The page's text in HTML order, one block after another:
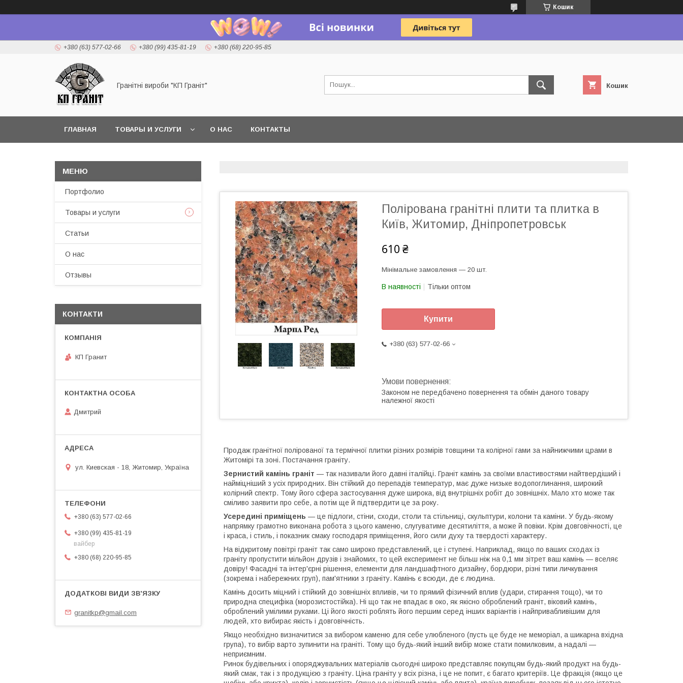
Кошик
+380 (63) 577-02-66 +380 (99) 435-81-19 +380 (68) 220-95-85
Гранітні вироби "КП Граніт" Кошик
ГЛАВНАЯ ТОВАРЫ И УСЛУГИ О НАС КОНТАКТЫ
Полірована гранітні плити та плитка в
Київ, Житомир, Дніпропетровськ
610 ₴
Мінімальне замовлення — 20 шт.
В наявності Тільки оптом
Купити
+380 (63) 577-02-66
Законом не передбачено повернення та обмін даного товару
належної якості
Продаж гранітної полірованої та термічної плитки різних розмірів товщини та колірної гами за найнижчими црами в
Житомірі та зоні. Постачання граніту.
Зернистий камінь граніт — так називали його давні італійці. Граніт камінь за своїми властивостями найтвердіший і
найміцніший з усіх природних. Він стійкий до перепадів температур, має дуже низьке водопоглинання, широкий
колірний спектр. Тому його сфера застосування дуже широка, від внутрішніх робіт до зовнішніх. Мало хто може так
сміливо заявити про себе, а потім ще й підтвердити це за року.
Усередині приміщень — це підлоги, стіни, сходи, столи та стільниці, скульптури, колони та каміни. У будь-якому
напрямку грамотно виконана робота з цього каменю, слугуватиме десятиліття, а може й повіки. Крім довговічності, це
і краса, і стиль, і показник смаку господаря приміщення, його сили духу та твердості характеру.
На відкритому повітрі граніт так само широко представлений, це і ступені. Наприклад, якщо по ваших сходах із
граніту пропустити мільйон друзів і знайомих, то цей експеримент не більш ніж на 0,1 мм зітрет ваш камінь — вселяє
довіру! Фасадні та інтер'єрні рішення, елементи для ландшафтного дизайну, бордюри, різні типи личкування
(зокрема і набережних груп), пам'ятники з граніту. Камінь є всюди, де є людина.
Камінь досить міцний і стійкий до зовнішніх впливів, чи то прямий фізичний вплив (удари, стирання тощо), чи то
природна специфіка (морозистостійка). Ні що так не впадає в око, як якісно оброблений граніт, віковий камінь,
оброблений умілими руками. Ці його якості роблять його першим серед інших варіантів і найпривабливішим для
людей, хто вибирає якість і довговічність.
Якщо необхідно визначитися за вибором каменю для себе улюбленого (пусть це буде не меморіал, а шикарна вхідна
група), то вибір варто зупинити на граніті. Тому що будь-який інший вибір може стати помилковим, а надалі —
неприємним.
Ринок будівельних і опоряджувальних матеріалів сьогодні широко представляє покупцям будь-який продукт на будь-
який смак, так і з продукцією з граніту. Ціна граніту у всіх різна, і це не попит, є багато критеріїв. Це фракція (якщо це
Портфолио
Товары и услуги
Статьи
О нас
Отзывы
КОНТАКТИ
КП Гранит
Дмитрий
ул. Киевская - 18, Житомир, Україна
+380 (63) 577-02-66
+380 (99) 435-81-19
вайбер
+380 (68) 220-95-85
granitkp@gmail.com